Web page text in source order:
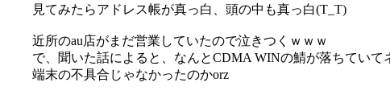
見てみたらアドレス帳が真っ白、頭の中も真っ白(T_T)
近所のau店がまだ営業していたので泣きつくｗｗｗ
で、聞いた話によると、なんとCDMA WINの鯖が落ちていて
端末の不具合じゃなかったのかorz